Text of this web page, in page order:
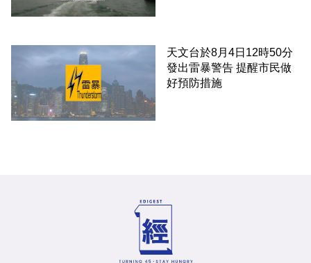
天文台於8月4日12時50分
發出雷暴警告 提醒市民做
好預防措施